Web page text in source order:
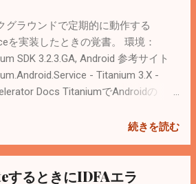
line client:」でsvnと入力（Pathに
れているから）。 PhpStormをインス
する前に設定しておけば自動で補完
。 ３．外観設定 初回起動時に選択
ーマは「Darcula」を選択。 Settings
てコピー。下記を変更 Primary font:...
{ if (!U.isAndroid()) { return; }
is deprecated.
titanium/3.0/#!
//
グラウンドで定期的に動作する
を実装したときの覚書。 環境：
SDK 3.2.3.GA, Android 参考サイト
- Titanium 3.X -
Docs TitaniumでAndroidの
とNotification：Titanium Mobileで作
社 JavaScript - Titanium Androidアプ
知バーにメッセージを表示 - Qiita サ
続きを読む
るときにIDFAエラ